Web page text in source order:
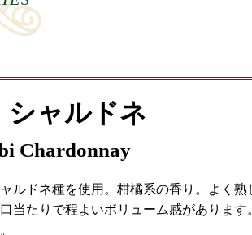
シャルドネ
Chardonnay
ルドネ種を使用。柑橘系の香り。よく熟
当たりで程よいボリューム感があります